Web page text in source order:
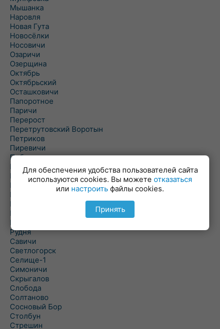
Мышанка
Наровля
Новая Гута
Новосёлки
Носовичи
Озаричи
Озерщина
Октябрь
Октябрьский
Осташковичи
Папоротное
Паричи
Перерост
Перетрутовский Воротын
Петриков
Пиревичи
Поболово
Поколюбичи
Полесье
Птичь
Речица
Ровенская Слобода
Рогачев
Рогинь
Рудня
Савичи
Светлогорск
Селище-1
Симоничи
Скрыгалов
Слобода
Солтаново
Сосновый Бор
Столбун
Стрешин
Для обеспечения удобства пользователей сайта
используются cookies. Вы можете отказаться
или настроить файлы cookies.
Принять